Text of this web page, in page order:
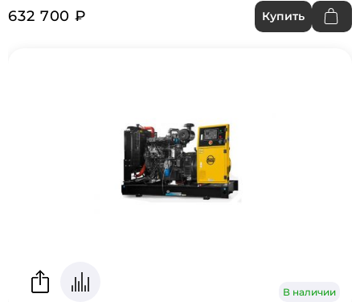
632 700 ₽
Купить
В наличии